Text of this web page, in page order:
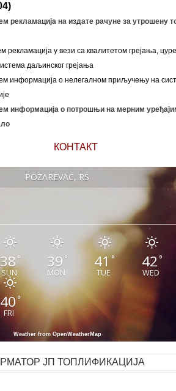
рекламација на издате рачуне за утрошену
рекламација у вези са квалитетом грејања,
даљинског грејања
информација о нелегалном приључењу на
информација о потрошњи на мерним
КОНТАКТ
POŽAREVAC, RS
38°
SUN
39 °
MON
41°
TUE
42°
WED
40°
FRI
Weather from OpenWeatherMap
ЈП ТОПЛИФИКАЦИЈА